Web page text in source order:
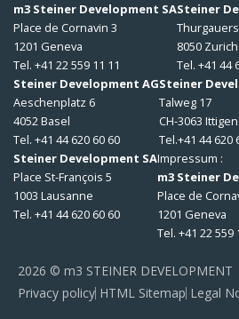
m3 Steiner Development SA
Place de Cornavin 3
1201 Geneva
Tel. +41 22 559 11 11
Steiner
8050 Zurich
Tel. +41 44
Steiner Development AG
Aeschenplatz 6
4052 Basel
Tel. +41 44 620 60 60
Steiner
Talweg 17
CH-3063 Ittigen
Tel.+41 44 620
Steiner Development SA
Place St-François 5
1003 Lausanne
Tel. +41 44 620 60 60
Impressum :
m3 Steiner
Place de
1201 Geneva
Tel. +41 22 559
2026 © m3 STEINER DEVELOPMENT
Privacy policy HTML Sitemap Legal